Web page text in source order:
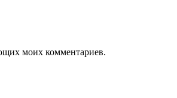
моих комментариев.